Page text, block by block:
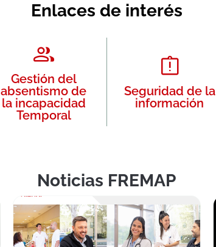
Enlaces de interés
Gestión del
absentismo de
la incapacidad
Temporal
Seguridad de la
información
Noticias FREMAP